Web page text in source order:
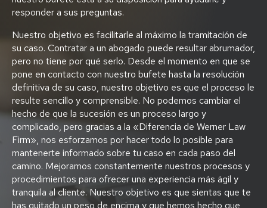
responder a sus preguntas.
Nuestro objetivo es facilitarle al máximo la tramitación de
su caso. Contratar a un abogado puede resultar abrumador,
pero no tiene por qué serlo. Desde el momento en que se
pone en contacto con nuestro bufete hasta la resolución
definitiva de su caso, nuestro objetivo es que el proceso le
resulte sencillo y comprensible. No podemos cambiar el
hecho de que la sucesión es un proceso largo y
complicado, pero gracias a la «Diferencia de Werner Law
Firm», nos esforzamos por hacer todo lo posible para
mantenerte informado sobre tu caso en cada paso del
camino. Mejoramos constantemente nuestros procesos y
procedimientos para ofrecer una experiencia más ágil y
tranquila al cliente. Nuestro objetivo es que sientas que te
has quitado un peso de encima y que hemos hecho que